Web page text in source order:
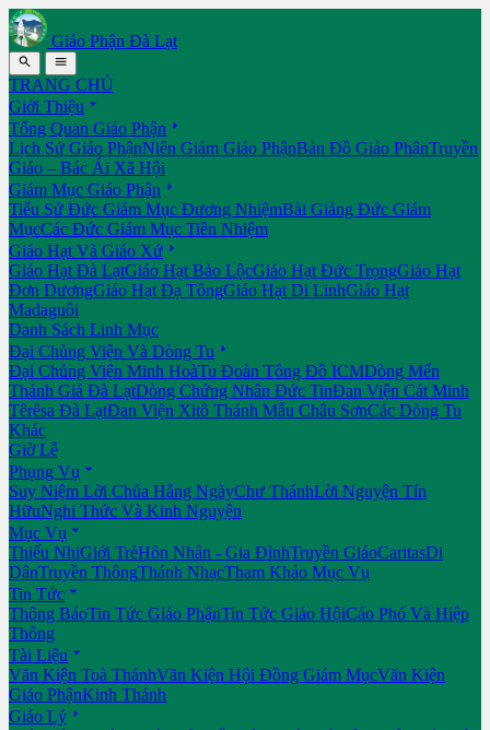
Giáo Phận Đà Lạt
 
TRANG CHỦ
Giới Thiệu 
Tổng Quan Giáo Phận 
Lịch Sử Giáo PhậnNiên Giám Giáo PhậnBản Đồ Giáo PhậnTruyền
Giáo – Bác Ái Xã Hội
Giám Mục Giáo Phận 
Tiểu Sử Đức Giám Mục Đương NhiệmBài Giảng Đức Giám
MụcCác Đức Giám Mục Tiền Nhiệm
Giáo Hạt Và Giáo Xứ 
Giáo Hạt Đà LạtGiáo Hạt Bảo LộcGiáo Hạt Đức TrọngGiáo Hạt
Đơn DươngGiáo Hạt Đạ TôngGiáo Hạt Di LinhGiáo Hạt
Madaguôi
Danh Sách Linh Mục
Đại Chủng Viện Và Dòng Tu 
Đại Chủng Viện Minh HoàTu Đoàn Tông Đồ ICMDòng Mến
Thánh Giá Đà LạtDòng Chứng Nhân Đức TinĐan Viện Cát Minh
Têrêsa Đà LạtĐan Viện Xitô Thánh Mẫu Châu SơnCác Dòng Tu
Khác
Giờ Lễ
Phụng Vụ 
Suy Niệm Lời Chúa Hằng NgàyChư ThánhLời Nguyện Tín
HữuNghi Thức Và Kinh Nguyện
Mục Vụ 
Thiếu NhiGiới TrẻHôn Nhân - Gia ĐìnhTruyền GiáoCaritasDi
DânTruyền ThôngThánh NhạcTham Khảo Mục Vụ
Tin Tức 
Thông BáoTin Tức Giáo PhậnTin Tức Giáo HộiCáo Phó Và Hiệp
Thông
Tài Liệu 
Văn Kiện Toà ThánhVăn Kiện Hội Đồng Giám MụcVăn Kiện
Giáo PhậnKinh Thánh
Giáo Lý 